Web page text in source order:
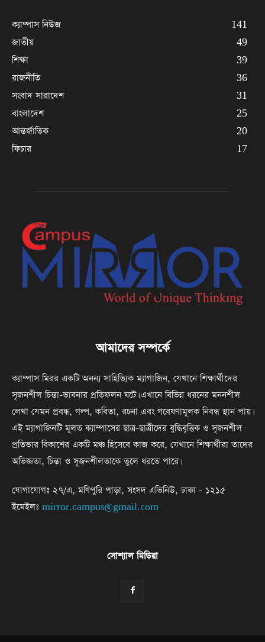
ক্যাম্পাস নিউজ
141
জাতীয়
49
শিক্ষা
39
রাজনীতি
36
সংবাদ সারাদেশ
31
বাংলাদেশ
25
আন্তর্জাতিক
20
ফিচার
17
আমাদের সম্পর্কে
ক্যাম্পাস মিরর একটি অনন্য সাহিত্যিক ম্যাগাজিন, যেখানে শিক্ষার্থীদের
সৃজনশীল চিন্তা-ভাবনার প্রতিফলন ঘটে। এখানে বিভিন্ন ধরনের মননশীল
লেখা যেমন প্রবন্ধ, গল্প, কবিতা, রচনা এবং গবেষণামূলক নিবন্ধ স্থান পায়।
এই ম্যাগাজিনটি মূলত ক্যাম্পাসের ছাত্র-ছাত্রীদের বুদ্ধিবৃত্তিক ও সৃজনশীল
প্রতিভার বিকাশের একটি মঞ্চ হিসেবে কাজ করে, যেখানে শিক্ষার্থীরা তাদের
অভিজ্ঞতা, চিন্তা ও সৃজনশীলতাকে তুলে ধরতে পারে।
যোগাযোগঃ ২৭/এ, মণিপুরি পাড়া, সংসদ এভিনিউ, ঢাকা - ১২১৫
ইমেইলঃ mirror.campus@gmail.com
সোশ্যাল মিডিয়া